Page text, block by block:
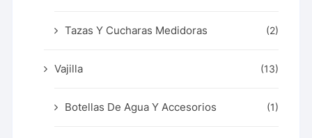
Tazas Y Cucharas Medidoras (2)
Vajilla (13)
Botellas De Agua Y Accesorios (1)